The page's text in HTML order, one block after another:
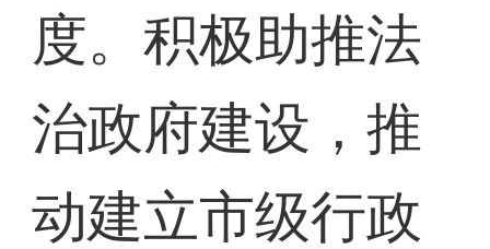
度。积极助推法
治政府建设，推
动建立市级行政